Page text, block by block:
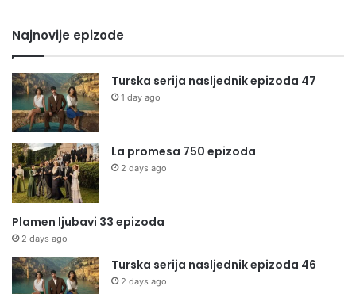
Najnovije epizode
Turska serija nasljednik epizoda 47
1 day ago
La promesa 750 epizoda
2 days ago
Plamen ljubavi 33 epizoda
2 days ago
Turska serija nasljednik epizoda 46
2 days ago